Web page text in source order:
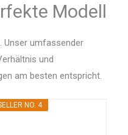
Modell
Unser umfassender
und
am besten entspricht.
NO. 4